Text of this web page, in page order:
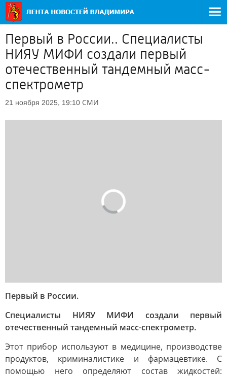
Первый в России.. Специалисты
НИЯУ МИФИ создали первый
отечественный тандемный масс-
спектрометр
21 ноября 2025, 19:10 СМИ
Первый в России.
Специалисты НИЯУ МИФИ создали первый
отечественный тандемный масс-спектрометр.
Этот прибор используют в медицине, производстве
продуктов, криминалистике и фармацевтике. С
помощью него определяют состав жидкостей: